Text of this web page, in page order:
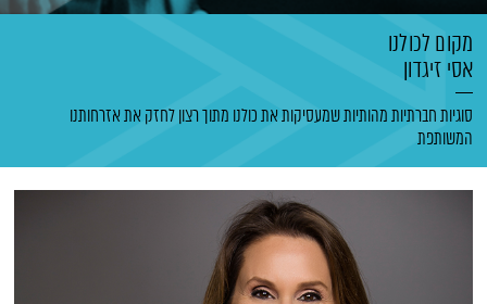
מקום לכולנו
אסי זיגדון
סוגיות חברתיות מהותיות שמעסיקות את כולנו מתוך רצון לחזק את אזרחותנו
המשותפת